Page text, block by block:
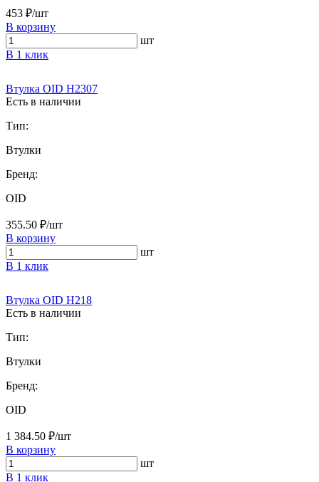
453 ₽/шт
В корзину
шт
В 1 клик
Втулка OID H2307
Есть в наличии
Тип:
Втулки
Бренд:
OID
355.50 ₽/шт
В корзину
шт
В 1 клик
Втулка OID H218
Есть в наличии
Тип:
Втулки
Бренд:
OID
1 384.50 ₽/шт
В корзину
шт
В 1 клик